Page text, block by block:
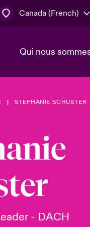
Canada (French)
Qui nous
Conseil
Bonjour
Beazley.
Pleins feux
en 2024
Client Cyber
STEPHANIE SCHUSTER
- DACH